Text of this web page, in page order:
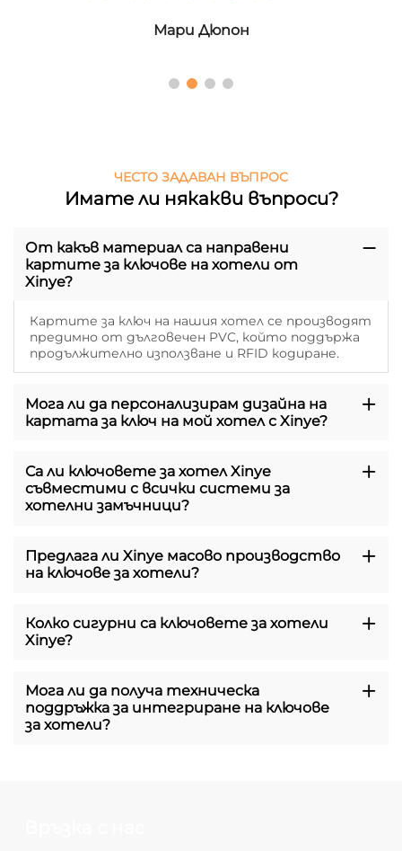
Мари Дюпон
ЧЕСТО ЗАДАВАН ВЪПРОС
Имате ли някакви въпроси?
От какъв материал са направени
картите за ключове на хотели от
Xinye?
Картите за ключ на нашия хотел се производят
предимно от дълговечен PVC, който поддържа
продължително използване и RFID кодиране.
Мога ли да персонализирам дизайна на
картата за ключ на мой хотел с Xinye?
Са ли ключовете за хотел Xinye
съвместими с всички системи за
хотелни замъчници?
Предлага ли Xinye масово производство
на ключове за хотели?
Колко сигурни са ключовете за хотели
Xinye?
Мога ли да получа техническа
поддръжка за интегриране на ключове
за хотели?